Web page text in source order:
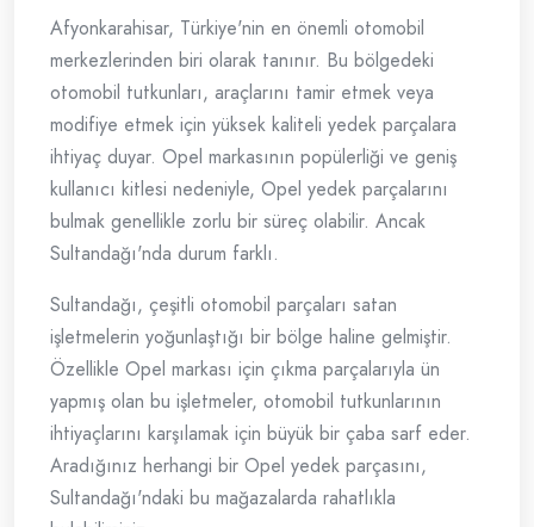
Afyonkarahisar, Türkiye'nin en önemli otomobil
merkezlerinden biri olarak tanınır. Bu bölgedeki
otomobil tutkunları, araçlarını tamir etmek veya
modifiye etmek için yüksek kaliteli yedek parçalara
ihtiyaç duyar. Opel markasının popülerliği ve geniş
kullanıcı kitlesi nedeniyle, Opel yedek parçalarını
bulmak genellikle zorlu bir süreç olabilir. Ancak
Sultandağı'nda durum farklı.
Sultandağı, çeşitli otomobil parçaları satan
işletmelerin yoğunlaştığı bir bölge haline gelmiştir.
Özellikle Opel markası için çıkma parçalarıyla ün
yapmış olan bu işletmeler, otomobil tutkunlarının
ihtiyaçlarını karşılamak için büyük bir çaba sarf eder.
Aradığınız herhangi bir Opel yedek parçasını,
Sultandağı'ndaki bu mağazalarda rahatlıkla